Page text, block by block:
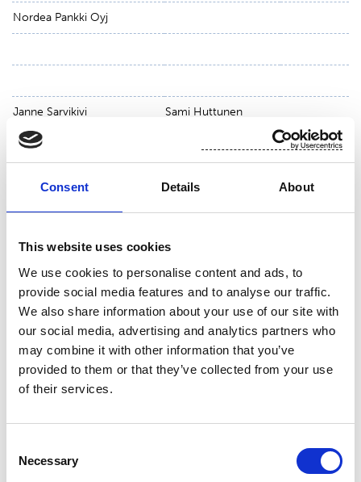
Consent Details About
This website uses cookies
We use cookies to personalise content and ads, to
provide social media features and to analyse our traffic.
We also share information about your use of our site with
our social media, advertising and analytics partners who
may combine it with other information that you’ve
provided to them or that they’ve collected from your use
of their services.
Selection
Necessary
Nordea Pankki Oyj
Janne Sarvikivi Sami Huttunen
www.suominen.fi